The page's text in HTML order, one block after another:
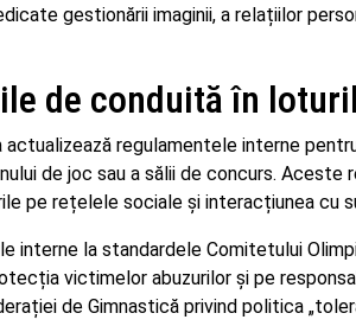
gestionării imaginii, a relațiilor
de conduită în
regulamentele interne
de joc sau a sălii de concurs. Aceste
pe rețelele sociale și interacțiunea cu
interne la standardele Comitetului
victimelor abuzurilor și pe
de Gimnastică privind politica